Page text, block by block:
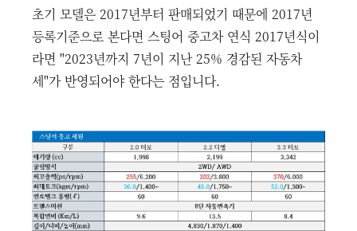
초기 모델은 2017년부터 판매되었기 때문에 2017년
등록기준으로 본다면 스팅어 중고차 연식 2017년식이
라면 "2023년까지 7년이 지난 25% 경감된 자동차
세"가 반영되어야 한다는 점입니다.